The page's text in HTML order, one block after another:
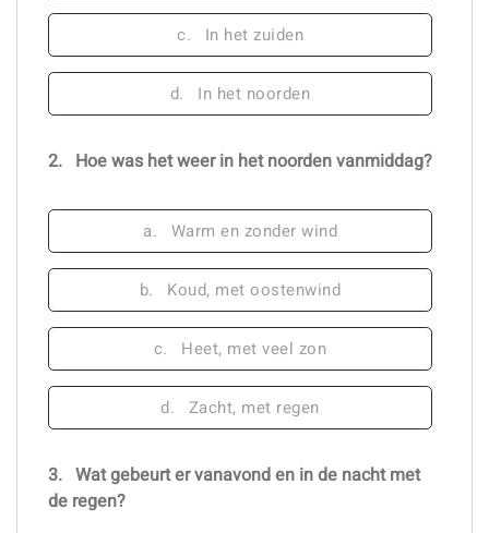
c. In het zuiden
d. In het noorden
2. Hoe was het weer in het noorden vanmiddag?
a. Warm en zonder wind
b. Koud, met oostenwind
c. Heet, met veel zon
d. Zacht, met regen
3. Wat gebeurt er vanavond en in de nacht met
de regen?